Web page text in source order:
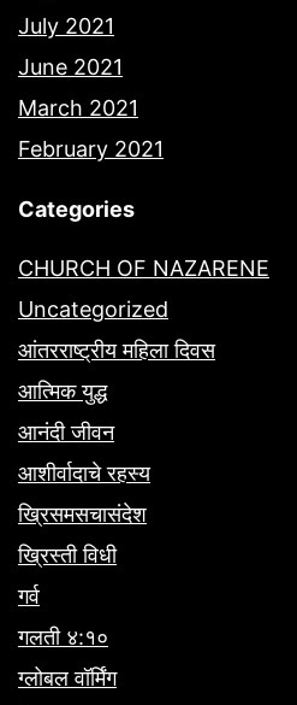
July 2021
June 2021
March 2021
February 2021
Categories
CHURCH OF NAZARENE
Uncategorized
आंतरराष्ट्रीय महिला दिवस
आत्मिक युद्ध
आनंदी जीवन
आशीर्वादाचे रहस्य
ख्रिसमसचासंदेश
ख्रिस्ती विधी
गर्व
गलती ४:१०
ग्लोबल वॉर्मिंग